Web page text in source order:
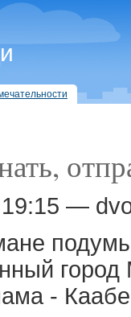
—
-